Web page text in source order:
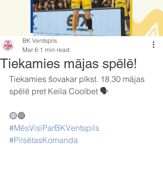
Tiekamies mājas spēlē!
BK Ventspils
Mar 6 1 min read
Tiekamies šovakar plkst. 18.30 mājas
spēlē pret Keila Coolbet 🗣️
🟡🔵
#MēsVisiParBKVentspils
#PilsētasKomanda